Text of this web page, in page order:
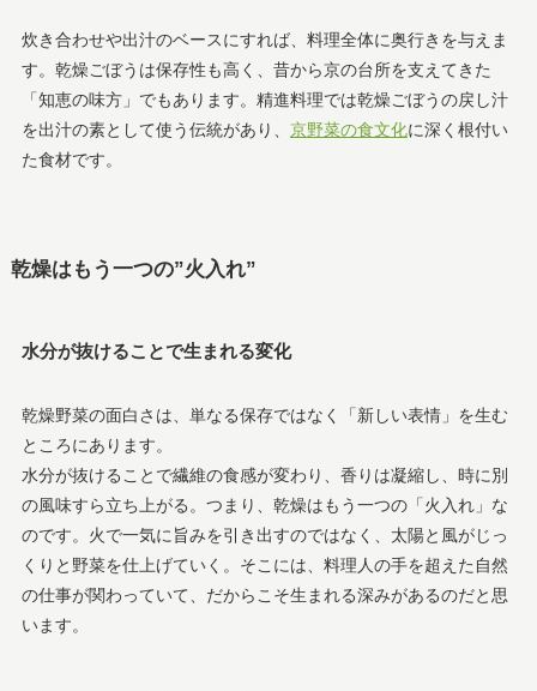
炊き合わせや出汁のベースにすれば、料理全体に奥行きを与えま
す。乾燥ごぼうは保存性も高く、昔から京の台所を支えてきた
「知恵の味方」でもあります。精進料理では乾燥ごぼうの戻し汁
を出汁の素として使う伝統があり、 京野菜の食文化に深く根付い
た食材です。
乾燥はもう一つの”火入れ”
水分が抜けることで生まれる変化
乾燥野菜の面白さは、単なる保存ではなく「新しい表情」を生む
ところにあります。
水分が抜けることで繊維の食感が変わり、香りは凝縮し、時に別
の風味すら立ち上がる。つまり、乾燥はもう一つの「火入れ」な
のです。火で一気に旨みを引き出すのではなく、太陽と風がじっ
くりと野菜を仕上げていく。そこには、料理人の手を超えた自然
の仕事が関わっていて、だからこそ生まれる深みがあるのだと思
います。